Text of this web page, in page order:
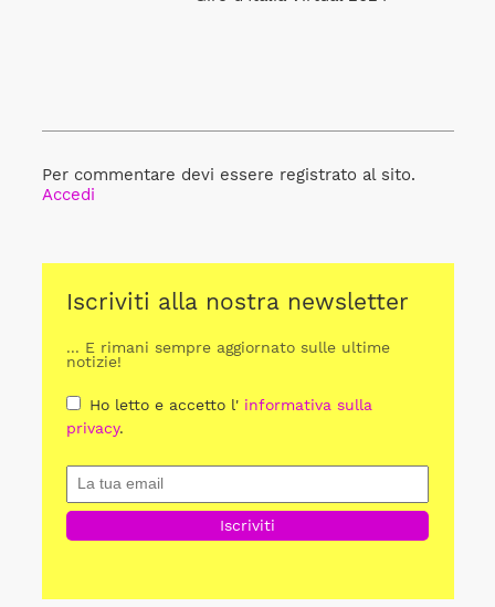
Per commentare devi essere registrato al sito.
Accedi
Iscriviti alla nostra newsletter
... E rimani sempre aggiornato sulle ultime
notizie!
Ho letto e accetto l' informativa sulla
privacy.